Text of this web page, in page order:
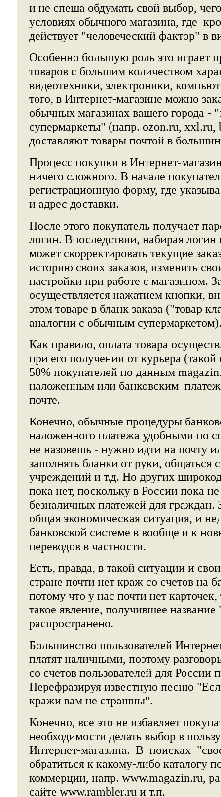
и не спеша обдумать свой выбор,
условиях обычного магазина, где
действует "человеческий фактор" в
Особенно большую роль это играет
товаров с большим количеством
видеотехники, электроники,
того, в Интернет-магазине можно
обычных магазинах вашего города -
супермаркеты" (напр. ozon.ru, xxl.ru,
доставляют товары почтой в
Процесс покупки в Интернет-
ничего сложного. В начале
регистрационную форму, где
и адрес доставки.
После этого покупатель получает
логин. Впоследствии, набирая логин
может скорректировать текущие
историю своих заказов, изменить
настройки при работе с магазином.
осуществляется нажатием кнопки,
этом товаре в бланк заказа ("товар
аналогии с обычным супермаркетом).
Как правило, оплата товара
при его получении от курьера
50% покупателей по данным
наложенным или банковским
почте.
Конечно, обычные процедуры
наложенного платежа удобными по
не назовешь - нужно идти на почту
заполнять бланки от руки, общаться
учреждений и т.д. Но других
пока нет, поскольку в России пока
безналичных платежей для граждан.
общая экономическая ситуация, и
банковской системе в вообще и к
переводов в частности.
Есть, правда, в такой ситуации и
стране почти нет краж со счетов на
потому что у нас почти нет карточек,
такое явление, получившее
распространено.
Большинство пользователей
платят наличными, поэтому
со счетов пользователей для России
Перефразируя известную песню
кражи вам не страшны".
Конечно, все это не избавляет
необходимости делать выбор в
Интернет-магазина. В поисках
обратиться к какому-либо каталогу
коммерции, напр. www.magazin.ru,
сайте www.rambler.ru и т.п.